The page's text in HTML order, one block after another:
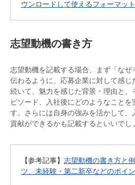
ウンロードして使えるフォーマッ
志望動機の書き方
志望動機を記載する場合、まず「な
伝わるように、応募企業に対して感じ
続いて、魅力を感じた背景・理由と、
ピソード、入社後にどのようなことを
す。さらには自身の強みを活かして、
貢献ができるかも記載するといいでし
【参考記事】 志望動機の書き方と
ツ、未経験・第二新卒などのポイ